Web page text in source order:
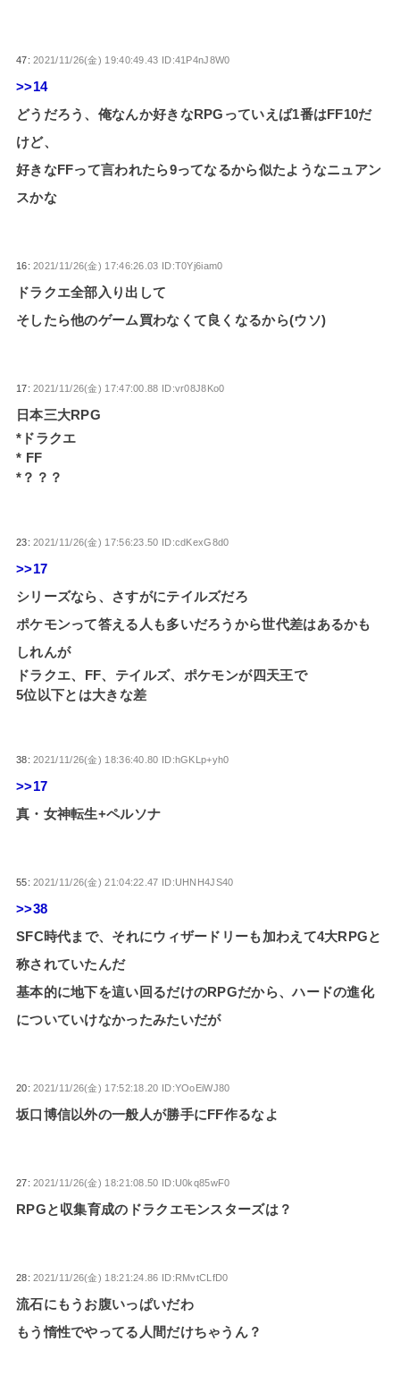
47: 2021/11/26(金) 19:40:49.43 ID:41P4nJ8W0
>>14
どうだろう、俺なんか好きなRPGっていえば1番はFF10だ
けど、
好きなFFって言われたら9ってなるから似たようなニュアン
スかな
16: 2021/11/26(金) 17:46:26.03 ID:T0Yj6iam0
ドラクエ全部入り出して
そしたら他のゲーム買わなくて良くなるから(ウソ)
17: 2021/11/26(金) 17:47:00.88 ID:vr08J8Ko0
日本三大RPG
*ドラクエ
* FF
*？？？
23: 2021/11/26(金) 17:56:23.50 ID:cdKexG8d0
>>17
シリーズなら、さすがにテイルズだろ
ポケモンって答える人も多いだろうから世代差はあるかも
しれんが
ドラクエ、FF、テイルズ、ポケモンが四天王で
5位以下とは大きな差
38: 2021/11/26(金) 18:36:40.80 ID:hGKLp+yh0
>>17
真・女神転生+ペルソナ
55: 2021/11/26(金) 21:04:22.47 ID:UHNH4JS40
>>38
SFC時代まで、それにウィザードリーも加わえて4大RPGと
称されていたんだ
基本的に地下を這い回るだけのRPGだから、ハードの進化
についていけなかったみたいだが
20: 2021/11/26(金) 17:52:18.20 ID:YOoEiWJ80
坂口博信以外の一般人が勝手にFF作るなよ
27: 2021/11/26(金) 18:21:08.50 ID:U0kq85wF0
RPGと収集育成のドラクエモンスターズは？
28: 2021/11/26(金) 18:21:24.86 ID:RMvtCLfD0
流石にもうお腹いっぱいだわ
もう惰性でやってる人間だけちゃうん？